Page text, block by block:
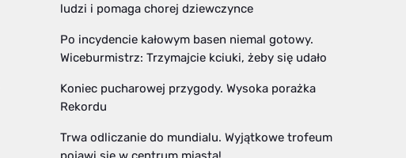
ludzi i pomaga chorej dziewczynce
Po incydencie kałowym basen niemal gotowy.
Wiceburmistrz: Trzymajcie kciuki, żeby się udało
Koniec pucharowej przygody. Wysoka porażka
Rekordu
Trwa odliczanie do mundialu. Wyjątkowe trofeum